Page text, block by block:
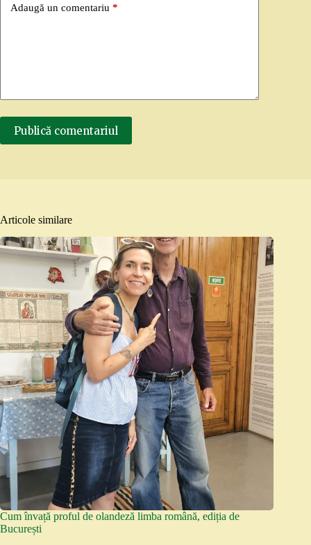
Adaugă un comentariu *
Publică comentariul
Articole similare
Cum învață proful de olandeză limba română, ediția de
București